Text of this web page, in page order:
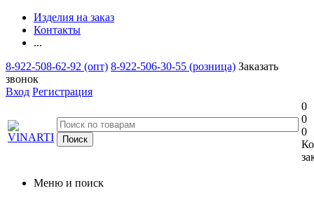
Изделия на заказ
Контакты
...
8-922-508-62-92 (опт) 8-922-506-30-55 (розница) Заказать
звонок
Вход Регистрация
0
0
0
Меню и поиск